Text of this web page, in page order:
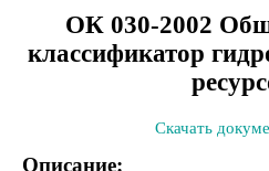
ОК 030-2002
классификатор
Скачать
Описание: